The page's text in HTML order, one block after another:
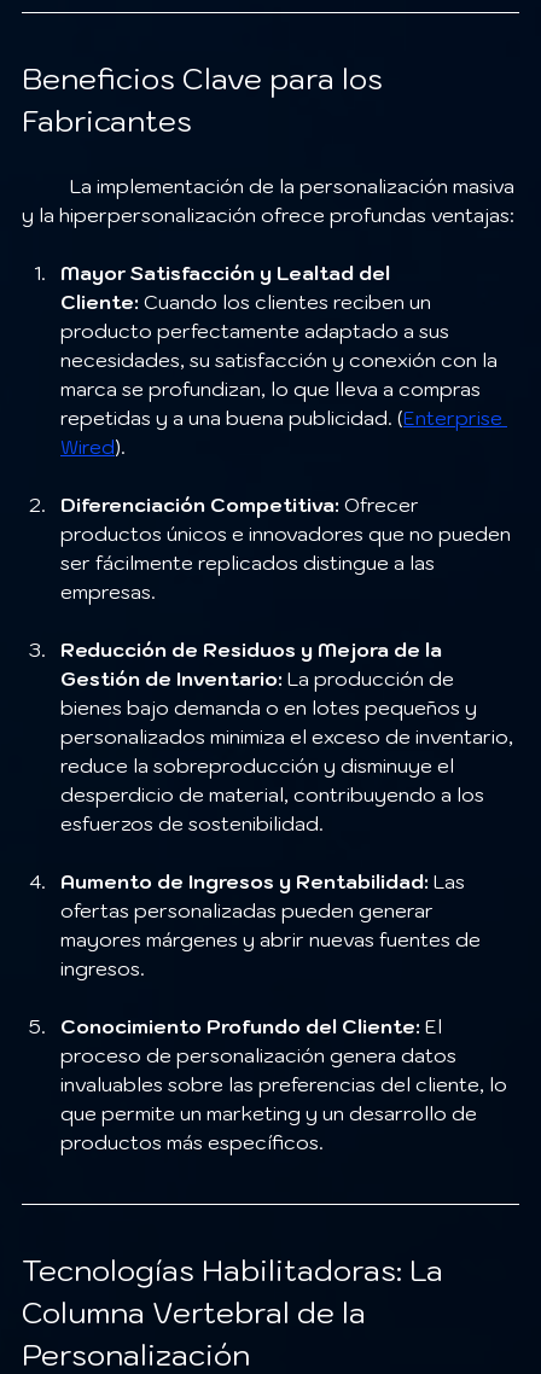
Beneficios Clave para los
Fabricantes
y la hiperpersonalización ofrece profundas ventajas:
Mayor Satisfacción y Lealtad del
Cliente: Cuando los clientes reciben un
producto perfectamente adaptado a sus
necesidades, su satisfacción y conexión con la
marca se profundizan, lo que lleva a compras
repetidas y a una buena publicidad. (Enterprise
Wired).
Diferenciación Competitiva: Ofrecer
productos únicos e innovadores que no pueden
ser fácilmente replicados distingue a las
empresas.
Reducción de Residuos y Mejora de la
Gestión de Inventario: La producción de
bienes bajo demanda o en lotes pequeños y
personalizados minimiza el exceso de inventario,
reduce la sobreproducción y disminuye el
desperdicio de material, contribuyendo a los
esfuerzos de sostenibilidad.
Aumento de Ingresos y Rentabilidad: Las
ofertas personalizadas pueden generar
mayores márgenes y abrir nuevas fuentes de
ingresos.
Conocimiento Profundo del Cliente: El
proceso de personalización genera datos
invaluables sobre las preferencias del cliente, lo
que permite un marketing y un desarrollo de
productos más específicos.
Tecnologías Habilitadoras: La
Columna Vertebral de la
Personalización